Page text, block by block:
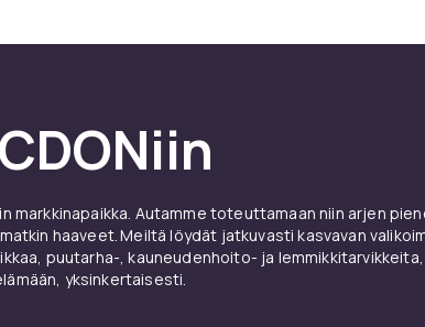
markkinapaikka. Autamme toteuttamaan niin arjen
haaveet. Meiltä löydät jatkuvasti kasvavan
puutarha-, kauneudenhoito- ja
yksinkertaisesti.